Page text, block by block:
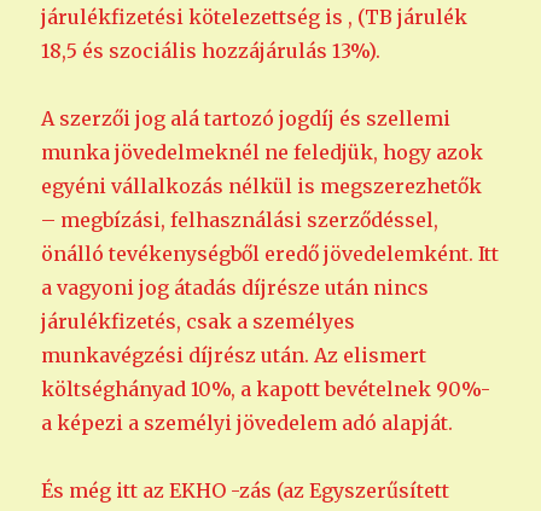
járulékfizetési kötelezettség is , (TB járulék
18,5 és szociális hozzájárulás 13%).
A szerzői jog alá tartozó jogdíj és szellemi
munka jövedelmeknél ne feledjük, hogy azok
egyéni vállalkozás nélkül is megszerezhetők
– megbízási, felhasználási szerződéssel,
önálló tevékenységből eredő jövedelemként. Itt
a vagyoni jog átadás díjrésze után nincs
járulékfizetés, csak a személyes
munkavégzési díjrész után. Az elismert
költséghányad 10%, a kapott bevételnek 90%-
a képezi a személyi jövedelem adó alapját.
És még itt az EKHO -zás (az Egyszerűsített